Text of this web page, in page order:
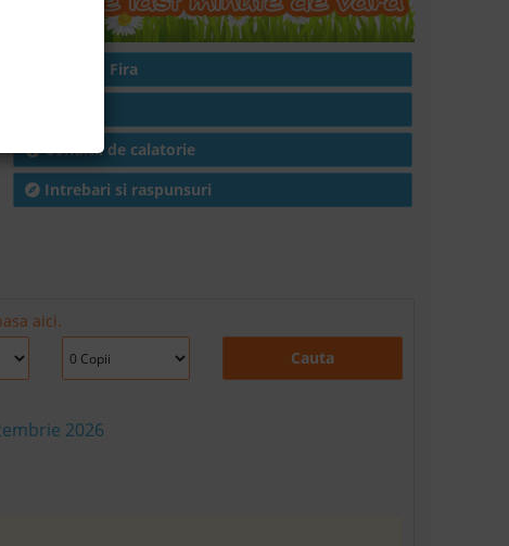
Hoteluri in Fira
Conditii de calatorie
Intrebari si raspunsuri
aici.
Cauta
2026